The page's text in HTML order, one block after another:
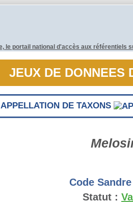
JEUX DE DONNEES
APPELLATION DE TAXONS
Code
Statut :